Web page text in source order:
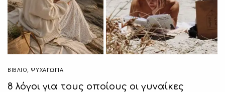
ΒΙΒΛΊΟ, ΨΥΧΑΓΩΓΙΑ
8 λόγοι για τους οποίους οι γυναίκες